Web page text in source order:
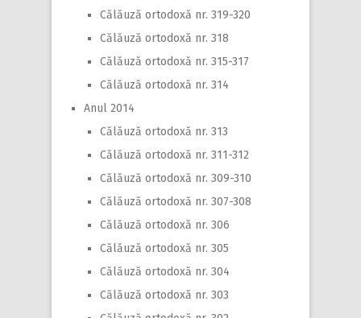
Călăuză ortodoxă nr. 319-320
Călăuză ortodoxă nr. 318
Călăuză ortodoxă nr. 315-317
Călăuză ortodoxă nr. 314
Anul 2014
Călăuză ortodoxă nr. 313
Călăuză ortodoxă nr. 311-312
Călăuză ortodoxă nr. 309-310
Călăuză ortodoxă nr. 307-308
Călăuză ortodoxă nr. 306
Călăuză ortodoxă nr. 305
Călăuză ortodoxă nr. 304
Călăuză ortodoxă nr. 303